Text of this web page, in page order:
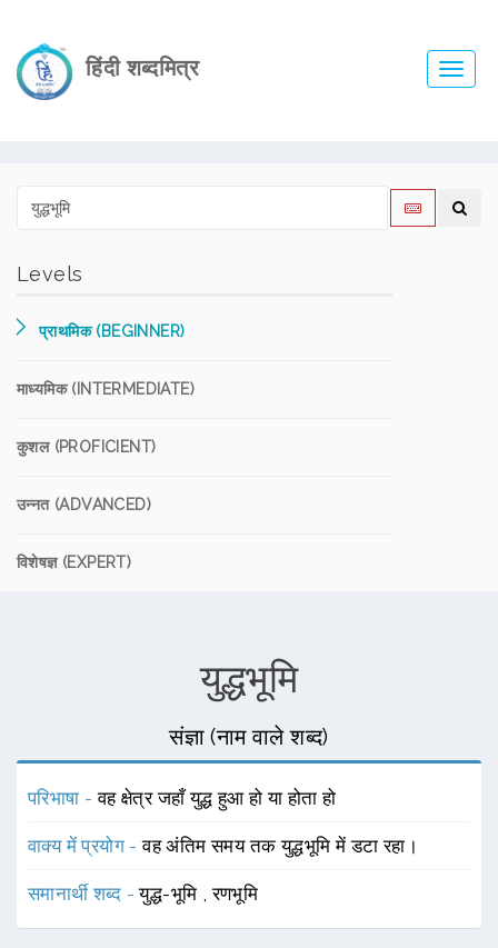
हिंदी शब्दमित्र
Levels
प्राथमिक (BEGINNER)
माध्यमिक (INTERMEDIATE)
कुशल (PROFICIENT)
उन्नत (ADVANCED)
विशेषज्ञ (EXPERT)
युद्धभूमि
संज्ञा (नाम वाले शब्द)
परिभाषा -वह क्षेत्र जहाँ युद्ध हुआ हो या होता हो
वाक्य में प्रयोग -वह अंतिम समय तक युद्धभूमि में डटा रहा।
समानार्थी शब्द -युद्ध-भूमि ,रणभूमि